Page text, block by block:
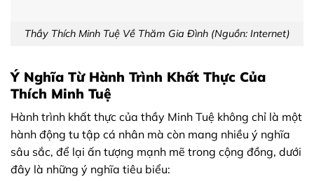
Thầy Thích Minh Tuệ Về Thăm Gia Đình (Nguồn: Internet)
Ý Nghĩa Từ Hành Trình Khất Thực Của
Thích Minh Tuệ
Hành trình khất thực của thầy Minh Tuệ không chỉ là một
hành động tu tập cá nhân mà còn mang nhiều ý nghĩa
sâu sắc, để lại ấn tượng mạnh mẽ trong cộng đồng, dưới
đây là những ý nghĩa tiêu biểu: